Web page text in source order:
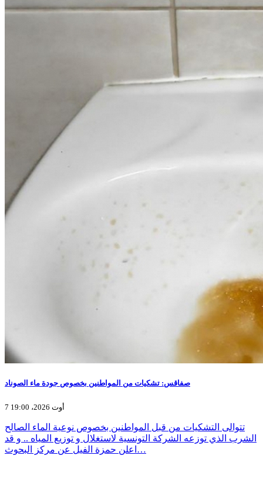
صفاقس: تشكيات من المواطنين بخصوص جودة ماء الصوناد
7 أوت 2026، 19:00
تتوالى التشكيات من قبل المواطنين بخصوص نوعية الماء الصالح
الشرب الذي توزعه الشركة التونسية لاستغلال و توزيع المياه .. و قد
اعلن حمزة الفيل عن مركز البحوث…